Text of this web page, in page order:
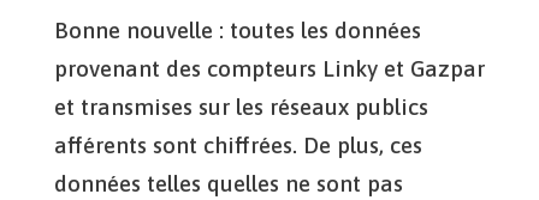
Bonne nouvelle : toutes les données
provenant des compteurs Linky et Gazpar
et transmises sur les réseaux publics
afférents sont chiffrées. De plus, ces
données telles quelles ne sont pas